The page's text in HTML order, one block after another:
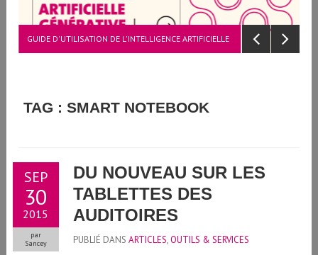
GUIDE D'UTILISATION DE L'INTELLIGENCE ARTIFICIELLE
TAG : SMART NOTEBOOK
SEP
30
2015
par
Sancey
DU NOUVEAU SUR LES
TABLETTES DES
AUDITOIRES
PUBLIÉ DANS ARTICLES,OUTILS & SERVICES